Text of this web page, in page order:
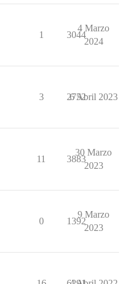
1 3044
4 Marzo
2024
3 2752
6 Abril 2023
11 3883
30 Marzo
2023
0 1392
9 Marzo
2023